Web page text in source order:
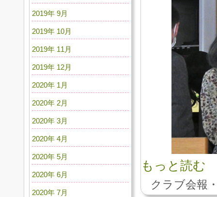
もっと読む
クラブ会報
2019年 9月
2019年 10月
2019年 11月
2019年 12月
2020年 1月
2020年 2月
2020年 3月
2020年 4月
2020年 5月
2020年 6月
2020年 7月